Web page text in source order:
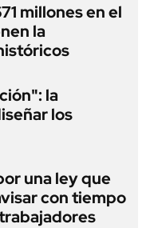
millones en el
la
la
los
una ley que
con tiempo